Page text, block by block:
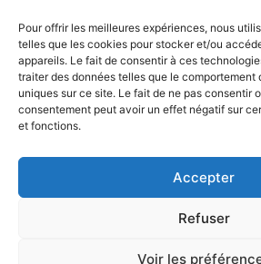
Pour offrir les meilleures expériences, nous
telles que les cookies pour stocker et/ou
appareils. Le fait de consentir à ces
traiter des données telles que le comportement
uniques sur ce site. Le fait de ne pas consentir
consentement peut avoir un effet négatif sur
et fonctions.
Accepter
Refuser
Voir les
Mentions légales
Conditions générales
Conditions générales de
Politique de cookies
Politique de confidentialité